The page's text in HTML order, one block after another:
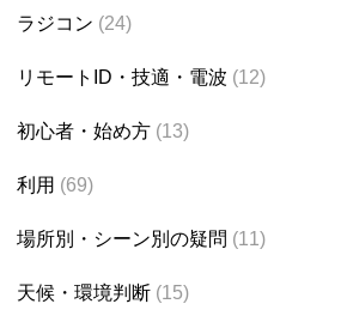
ラジコン (24)
リモートID・技適・電波 (12)
初心者・始め方 (13)
利用 (69)
場所別・シーン別の疑問 (11)
天候・環境判断 (15)